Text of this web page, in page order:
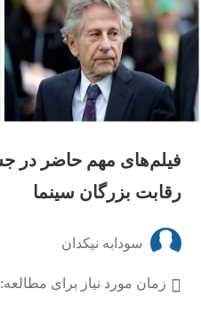
رقابت بزرگان سینما
سودابه نیکدان
زمان مورد نیاز برای مطالعه: ۱۰ دقیقه